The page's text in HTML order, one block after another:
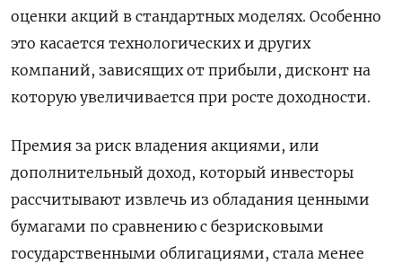
оценки акций в стандартных моделях. Особенно
это касается технологических и других
компаний, зависящих от прибыли, дисконт на
которую увеличивается при росте доходности.
Премия за риск владения акциями, или
дополнительный доход, который инвесторы
рассчитывают извлечь из обладания ценными
бумагами по сравнению с безрисковыми
государственными облигациями, стала менее